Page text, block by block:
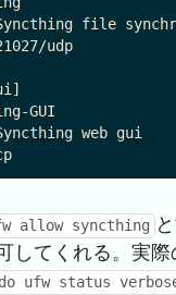
file
udp
GUI
web gui
allow syncthing
してくれる。実
ufw status